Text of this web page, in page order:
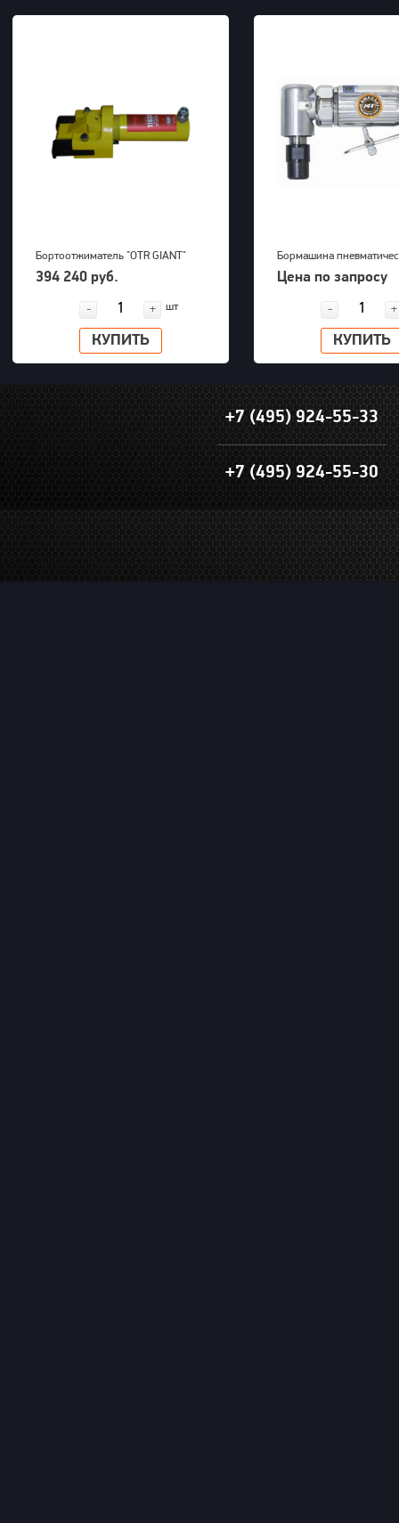
Бортоотжиматель "OTR GIANT"
(39-63") для 5-ти составных
394 240 руб.
- + шт
КУПИТЬ
Бормашина
Kawasaki KPT-26DGBS
Цена по запросу
- +
КУПИТЬ
+7 (495) 924-55-33
+7 (495) 924-55-30